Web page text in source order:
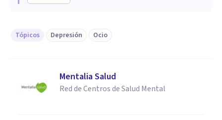
Tópicos Depresión Ocio
Mentalia Salud
Red de Centros de Salud Mental